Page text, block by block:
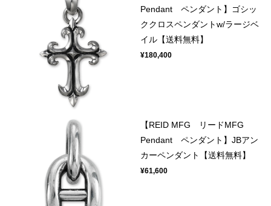
Pendant ペンダント】ゴシッ
ククロスペンダントw/ラージベ
イル【送料無料】
¥180,400
【REID MFG リードMFG
Pendant ペンダント】JBアン
カーペンダント【送料無料】
¥61,600